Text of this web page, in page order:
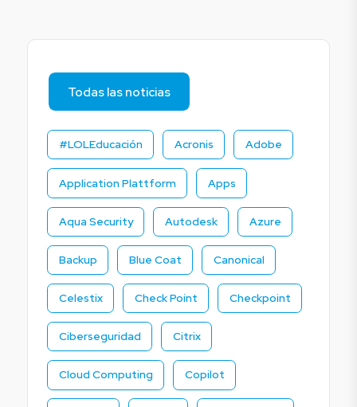
Todas las noticias
#LOLEducación Acronis Adobe
Application Plattform Apps
Aqua Security Autodesk Azure
Backup Blue Coat Canonical
Celestix Check Point Checkpoint
Ciberseguridad Citrix
Cloud Computing Copilot